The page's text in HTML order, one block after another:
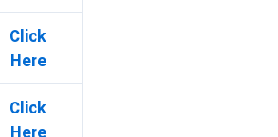
Click
Here
Click
Here